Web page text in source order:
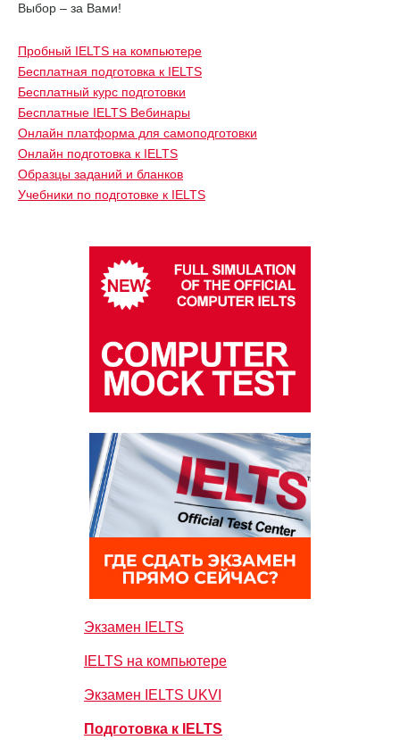
Выбор – за Вами!
Пробный IELTS на компьютере
Бесплатная подготовка к IELTS
Бесплатный курс подготовки
Бесплатные IELTS Вебинары
Онлайн платформа для самоподготовки
Онлайн подготовка к IELTS
Образцы заданий и бланков
Учебники по подготовке к IELTS
Экзамен IELTS
IELTS на компьютере
Экзамен IELTS UKVI
Подготовка к IELTS